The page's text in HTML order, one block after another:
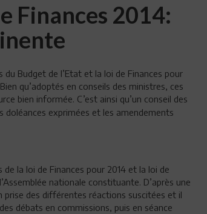
Finances 2014:
Budget de l’Etat et la loi de Finances pour
qu’adoptés en conseils des ministres, ces
bien informée. C’est ainsi qu’un conseil des
doléances exprimées et les amendements
la loi de Finances pour 2014 et la loi de
nationale constituante. D’après une
des différentes réactions suscitées et il
débats en commissions, puis en séance